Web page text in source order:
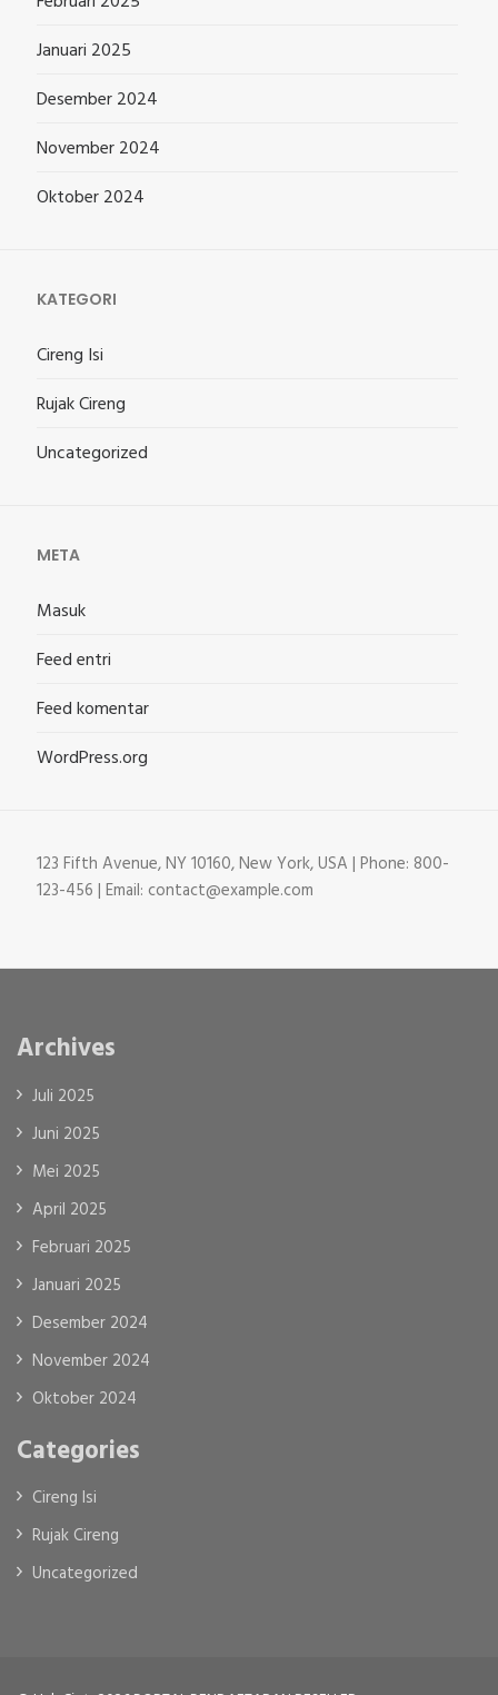
Januari 2025
Desember 2024
November 2024
Oktober 2024
KATEGORI
Cireng Isi
Rujak Cireng
Uncategorized
META
Masuk
Feed entri
Feed komentar
WordPress.org
123 Fifth Avenue, NY 10160, New York, USA | Phone: 800-
123-456 | Email: contact@example.com
Archives
Juli 2025
Juni 2025
Mei 2025
April 2025
Februari 2025
Januari 2025
Desember 2024
November 2024
Oktober 2024
Categories
Cireng Isi
Rujak Cireng
Uncategorized